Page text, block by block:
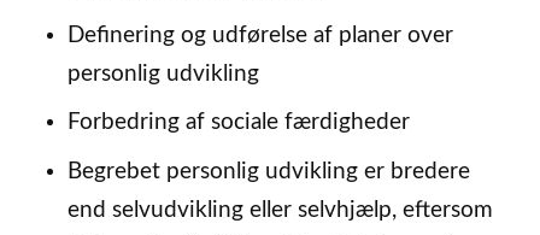
Definering og udførelse af planer over
personlig udvikling
Forbedring af sociale færdigheder
Begrebet personlig udvikling er bredere
end selvudvikling eller selvhjælp, eftersom